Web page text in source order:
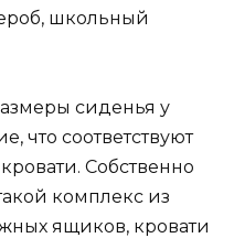
школьный
сиденья у
что соответствуют
Собственно
комплекс из
ящиков, кровати